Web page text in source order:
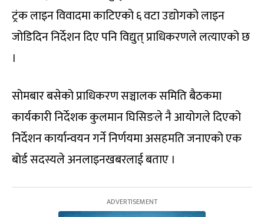
ट्रंक लाइन विवादमा काटिएको ६ वटा उद्योगको लाइन
जोडिदिन निर्देशन दिए पनि विद्युत् प्राधिकरणले लत्याएको छ
।
सोमबार बसेको प्राधिकरण सञ्चालक समिति बैठकमा
कार्यकारी निर्देशक कुलमान घिसिङले नै आयोगले दिएको
निर्देशन कार्यान्वयन गर्ने निर्णयमा असहमति जनाएको एक
बोर्ड सदस्यले अनलाइनखबरलाई बताए ।